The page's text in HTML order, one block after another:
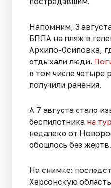
Напомним, 3
БПЛА на пляж в
Архипо-Осиповка,
отдыхали люди.
в том числе четыре
получили ранения.
А 7 августа стало
беспилотника на
недалеко от
обошлось без жертв.
На снимке:
Херсонскую